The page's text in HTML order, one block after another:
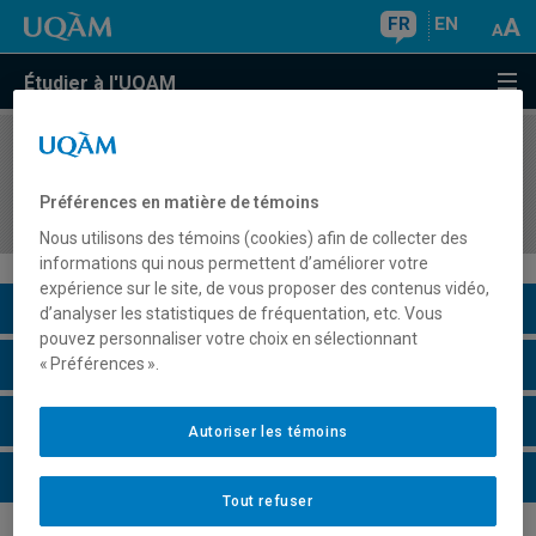
FR EN
Étudier à l'UQAM
COURS//
Terre
Description du cours
Horaire - Été 2026
Horaire - Automne 2026
Horaire - Hiver 2027
Préférences en matière de témoins
Nous utilisons des témoins (cookies) afin de collecter des
informations qui nous permettent d’améliorer votre
expérience sur le site, de vous proposer des contenus vidéo,
d’analyser les statistiques de fréquentation, etc. Vous
pouvez personnaliser votre choix en sélectionnant
« Préférences ».
Tout refuser
Autoriser les témoins